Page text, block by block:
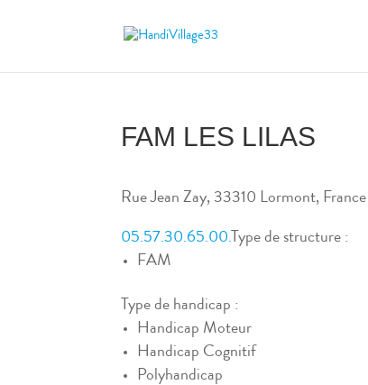
FAM LES LILAS
Rue Jean Zay, 33310 Lormont, France
05.57.30.65.00.Type de structure :
FAM
Type de handicap :
Handicap Moteur
Handicap Cognitif
Polyhandicap